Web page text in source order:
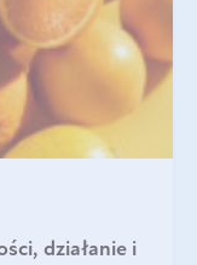
działanie i